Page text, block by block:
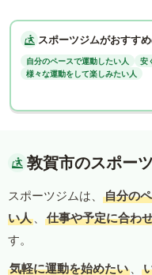
スポーツジムがおすす
自分のペースで運動したい人
安
様々な運動をして楽しみたい人
敦賀市のスポー
スポーツジムは、
自分の
い人 、 仕事や予定に合わ
す。
気軽に運動を始めたい 、